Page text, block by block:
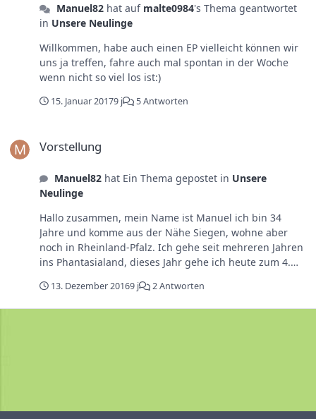
Manuel82hat auf malte0984's Thema geantwortet
in Unsere Neulinge
Willkommen, habe auch einen EP vielleicht können wir
uns ja treffen, fahre auch mal spontan in der Woche
wenn nicht so viel los ist:)
15. Januar 20179 j 5 Antworten
Vorstellung
Manuel82hat Ein Thema gepostet in Unsere
Neulinge
Hallo zusammen, mein Name ist Manuel ich bin 34
Jahre und komme aus der Nähe Siegen, wohne aber
noch in Rheinland-Pfalz. Ich gehe seit mehreren Jahren
ins Phantasialand, dieses Jahr gehe ich heute zum 4.
kaufen, ich denke der lohnt sich für mich. Ich würde
mich freuej wenn man eventuell zusammen fahren
13. Dezember 20169 j 2 Antworten